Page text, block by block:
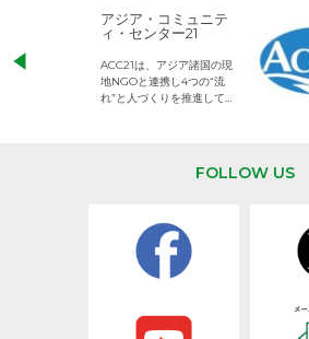
アジア・コミュニテ
ィ・センター21
ACC21は、アジア諸国の現
地NGOと連携し4つの“流
れ”と人づくりを推進してい
FOLLOW US